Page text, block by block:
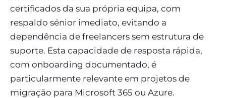
certificados da sua própria equipa, com
respaldo sénior imediato, evitando a
dependência de freelancers sem estrutura de
suporte. Esta capacidade de resposta rápida,
com onboarding documentado, é
particularmente relevante em projetos de
migração para Microsoft 365 ou Azure.